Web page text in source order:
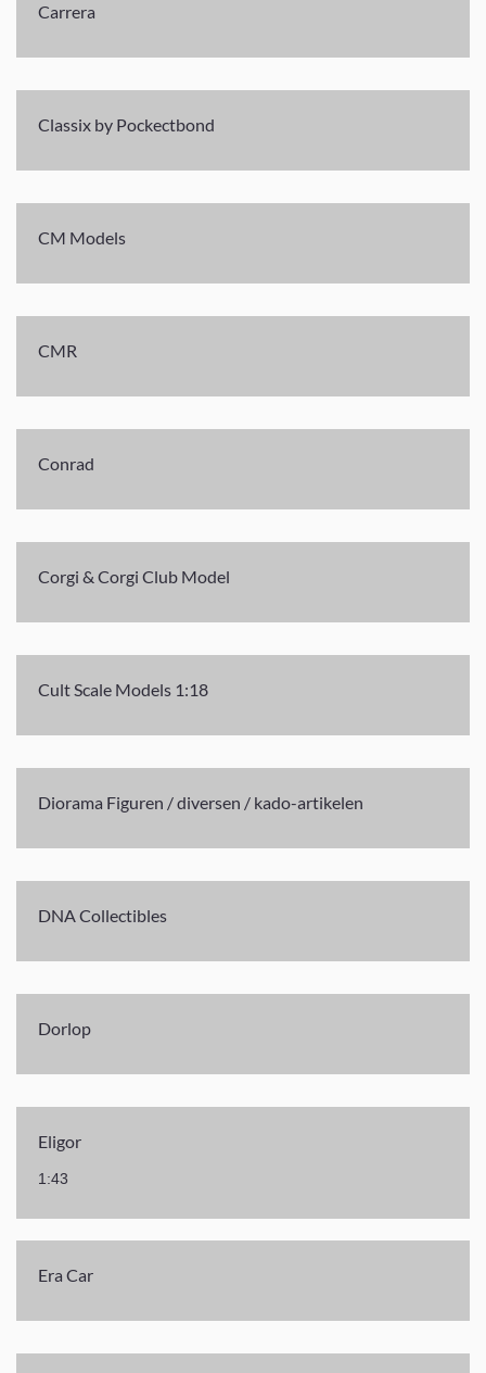
Carrera
Classix by Pockectbond
CM Models
CMR
Conrad
Corgi & Corgi Club Model
Cult Scale Models 1:18
Diorama Figuren / diversen / kado-artikelen
DNA Collectibles
Dorlop
Eligor
1:43
Era Car